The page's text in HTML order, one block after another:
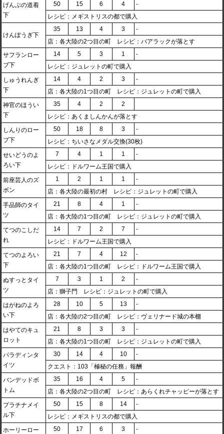
げんぶの道着
下
50 15 6 4
-
レシピ：メギストリスの都で購入
けんぽうぎ下
35 13 4 3
-
店：各大陸の2つ目の町 レシピ：バアラックが落とす
サフランロー
ブ下
14 5 3 1
-
レシピ：ジュレットの町で購入
しゅうれんぎ
下
14 4 2 3
-
店：各大陸の1つ目の町 レシピ：ジュレットの町で購入
神官のほうい
下
35 4 2
2
レシピ：あくましんかんが落とす
しんりのロー
ブ下
50 18 8 3
-
レシピ：ちいさなメダル交換(30枚)
せいどうのよ
ろい下
7 4 1 1
-
レシピ：ドルワーム王国で購入
前座芸人のズ
ボン
1 2 1 1
-
店：各大陸の最初の村 レシピ：ジュレットの町で購入
手品師のタイ
ツ
21 8 4 1
-
店：各大陸の1つ目の町 レシピ：ジュレットの町で購入
てつのこしだ
れ
14 7 2 7
-
レシピ：ドルワーム王国で購入
てつのよろい
下
21 7 4 12
-
店：各大陸の1つ目の町 レシピ：ドルワーム王国で購入
ぬすっとタイ
ツ
7 3 1 2
-
店：獅子門 レシピ：ジュレットの町で購入
はがねのよろ
い下
28 10 5 13
-
店：各大陸の2つ目の町 レシピ：ヴェリナード城の本棚
はやてのキュ
ロット
21 8 3 3
-
店：各大陸の1つ目の町 レシピ：ジュレットの町で購入
パラディンタ
イツ
30 14 4 10
-
クエスト：103「極秘の任務」報酬
バンデッドボ
トム
35 16 4 5
-
店：各大陸の2つ目の町 レシピ：あらくれチャッピーが落とす
プラチナメイ
ル下
50 15 8 14
-
レシピ：メギストリスの都で購入
ホーリーロー
50 17 6 3
-